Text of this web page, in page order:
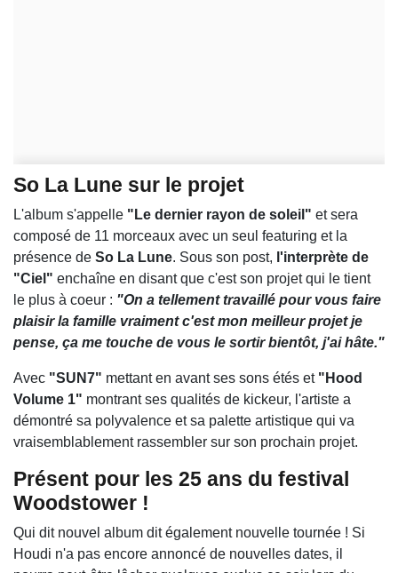
So La Lune sur le projet
L'album s'appelle "Le dernier rayon de soleil" et sera
composé de 11 morceaux avec un seul featuring et la
présence de So La Lune. Sous son post, l'interprète de
"Ciel" enchaîne en disant que c'est son projet qui le tient
le plus à coeur : "On a tellement travaillé pour vous faire
plaisir la famille vraiment c'est mon meilleur projet je
pense, ça me touche de vous le sortir bientôt, j'ai hâte."
Avec "SUN7" mettant en avant ses sons étés et "Hood
Volume 1" montrant ses qualités de kickeur, l'artiste a
démontré sa polyvalence et sa palette artistique qui va
vraisemblablement rassembler sur son prochain projet.
Présent pour les 25 ans du festival
Woodstower !
Qui dit nouvel album dit également nouvelle tournée ! Si
Houdi n'a pas encore annoncé de nouvelles dates, il